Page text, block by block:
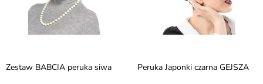
Zestaw BABCIA peruka siwa Peruka Japonki czarna GEJSZA